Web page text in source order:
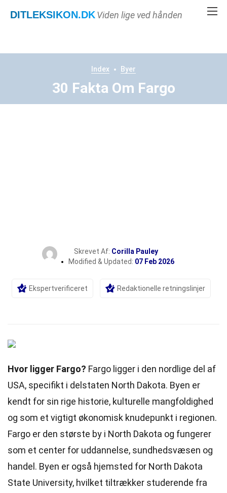
DITLEKSIKON.DKViden lige ved hånden
Index Byer
30 Fakta Om Fargo
Skrevet Af: Corilla Pauley
Modified & Updated: 07 Feb 2026
Ekspertverificeret Redaktionelle retningslinjer
Hvor ligger Fargo? Fargo ligger i den nordlige del af
USA, specifikt i delstaten North Dakota. Byen er
kendt for sin rige historie, kulturelle mangfoldighed
og som et vigtigt økonomisk knudepunkt i regionen.
Fargo er den største by i North Dakota og fungerer
som et center for uddannelse, sundhedsvæsen og
handel . Byen er også hjemsted for North Dakota
State University, hvilket tiltrækker studerende fra